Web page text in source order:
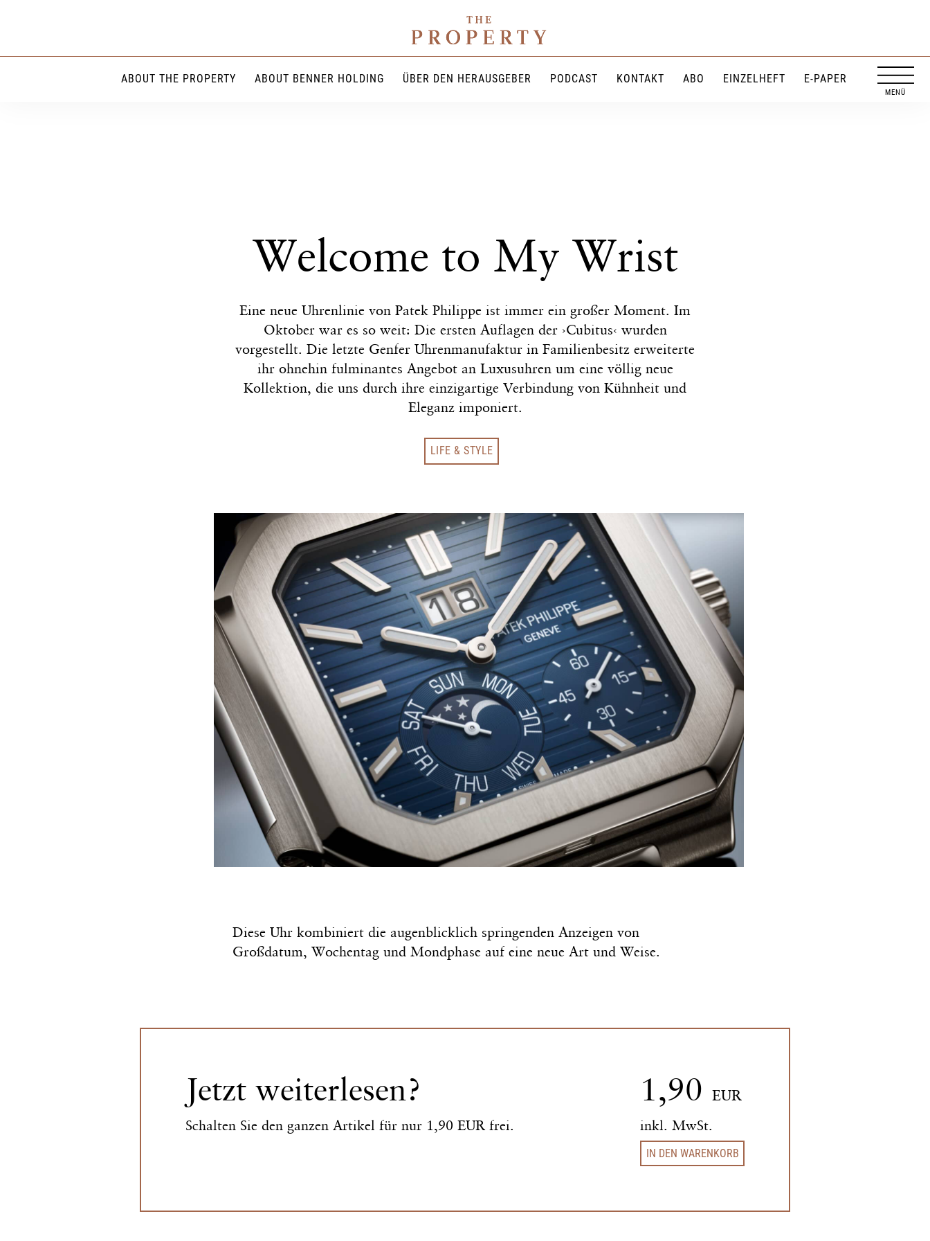
ABOUT THE PROPERTY ABOUT BENNER HOLDING ÜBER DEN HERAUSGEBER PODCAST KONTAKT ABO EINZELHEFT E-PAPER
Welcome to My Wrist
Eine neue Uhrenlinie von Patek Philippe ist immer ein großer Moment. Im
Oktober war es so weit: Die ersten Auflagen der ›Cubitus‹ wurden
vorgestellt. Die letzte Genfer Uhrenmanufaktur in Familienbesitz erweiterte
ihr ohnehin fulminantes Angebot an Luxusuhren um eine völlig neue
Kollektion, die uns durch ihre einzigartige Verbindung von Kühnheit und
Eleganz imponiert.
LIFE & STYLE
Diese Uhr kombiniert die augenblicklich springenden Anzeigen von
Großdatum, Wochentag und Mondphase auf eine neue Art und Weise.
Jetzt weiterlesen?
Schalten Sie den ganzen Artikel für nur 1,90 EUR frei.
1,90EUR
inkl. MwSt.
IN DEN WARENKORB